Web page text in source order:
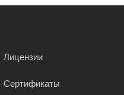
Лицензии
Сертификаты